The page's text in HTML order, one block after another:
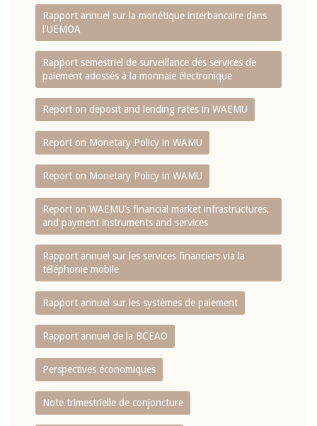
Rapport annuel sur la monétique interbancaire dans
l'UEMOA
Rapport semestriel de surveillance des services de
paiement adossés à la monnaie électronique
Report on deposit and lending rates in WAEMU
Report on Monetary Policy in WAMU
Report on Monetary Policy in WAMU
Report on WAEMU’s financial market infrastructures,
and payment instruments and services
Rapport annuel sur les services financiers via la
téléphonie mobile
Rapport annuel sur les systèmes de paiement
Rapport annuel de la BCEAO
Perspectives économiques
Note trimestrielle de conjoncture